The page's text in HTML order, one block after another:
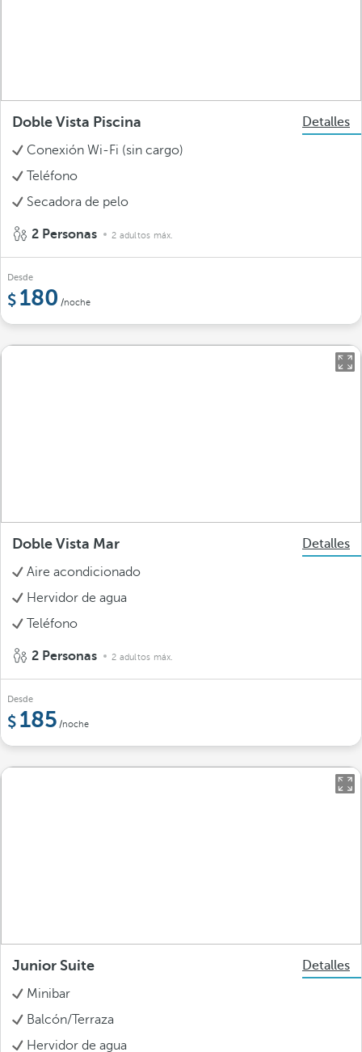
Doble Vista Piscina
Detalles
Conexión Wi-Fi (sin cargo)
Teléfono
Secadora de pelo
2 Personas 2 adultos máx.
Desde
180 /noche
Doble Vista Mar
Detalles
Aire acondicionado
Hervidor de agua
Teléfono
2 Personas 2 adultos máx.
Desde
185 /noche
Junior Suite
Detalles
Minibar
Balcón/Terraza
Hervidor de agua